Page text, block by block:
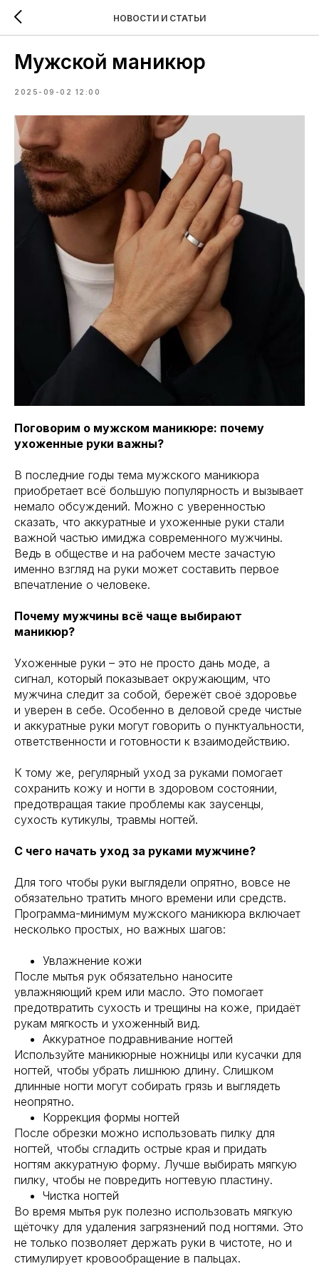
НОВОСТИ И СТАТЬИ
Мужской маникюр
2025-09-02 12:00
Поговорим о мужском маникюре: почему
ухоженные руки важны?
В последние годы тема мужского маникюра
приобретает всё большую популярность и вызывает
немало обсуждений. Можно с уверенностью
сказать, что аккуратные и ухоженные руки стали
важной частью имиджа современного мужчины.
Ведь в обществе и на рабочем месте зачастую
именно взгляд на руки может составить первое
впечатление о человеке.
Почему мужчины всё чаще выбирают
маникюр?
Ухоженные руки – это не просто дань моде, а
сигнал, который показывает окружающим, что
мужчина следит за собой, бережёт своё здоровье
и уверен в себе. Особенно в деловой среде чистые
и аккуратные руки могут говорить о пунктуальности,
ответственности и готовности к взаимодействию.
К тому же, регулярный уход за руками помогает
сохранить кожу и ногти в здоровом состоянии,
предотвращая такие проблемы как заусенцы,
сухость кутикулы, травмы ногтей.
С чего начать уход за руками мужчине?
Для того чтобы руки выглядели опрятно, вовсе не
обязательно тратить много времени или средств.
Программа-минимум мужского маникюра включает
несколько простых, но важных шагов:
Увлажнение кожи
После мытья рук обязательно наносите
увлажняющий крем или масло. Это помогает
предотвратить сухость и трещины на коже, придаёт
рукам мягкость и ухоженный вид.
Аккуратное подравнивание ногтей
Используйте маникюрные ножницы или кусачки для
ногтей, чтобы убрать лишнюю длину. Слишком
длинные ногти могут собирать грязь и выглядеть
неопрятно.
Коррекция формы ногтей
После обрезки можно использовать пилку для
ногтей, чтобы сгладить острые края и придать
ногтям аккуратную форму. Лучше выбирать мягкую
пилку, чтобы не повредить ногтевую пластину.
Чистка ногтей
Во время мытья рук полезно использовать мягкую
щёточку для удаления загрязнений под ногтями. Это
не только позволяет держать руки в чистоте, но и
стимулирует кровообращение в пальцах.